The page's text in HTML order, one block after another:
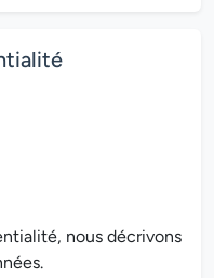
nous décrivons